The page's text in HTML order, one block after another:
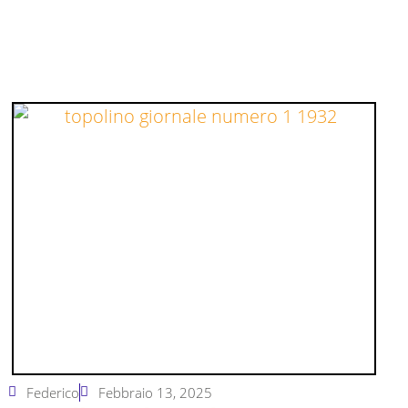
Federico Febbraio 13, 2025